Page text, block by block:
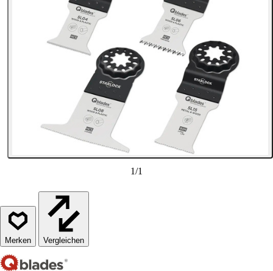
1/1
Vergleichen